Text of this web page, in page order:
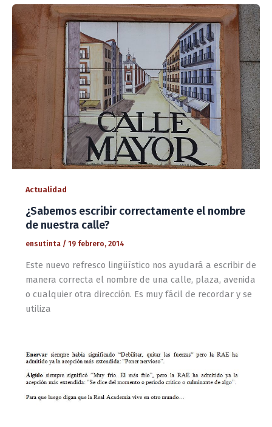
Actualidad
¿Sabemos escribir correctamente el nombre
de nuestra calle?
ensutinta / 19 febrero, 2014
Este nuevo refresco lingüístico nos ayudará a escribir de
manera correcta el nombre de una calle, plaza, avenida
o cualquier otra dirección. Es muy fácil de recordar y se
utiliza